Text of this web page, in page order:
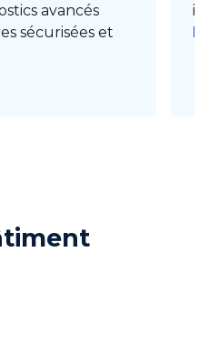
avancés
sécurisées et